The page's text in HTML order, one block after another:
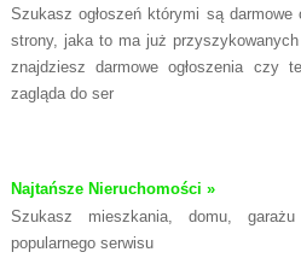
Szukasz ogłoszeń którymi są
strony, jaka to ma już
znajdziesz darmowe ogłoszenia czy
zagląda do ser
Najtańsze Nieruchomości »
Szukasz mieszkania, domu,
popularnego serwisu